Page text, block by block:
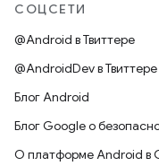
СОЦСЕТИ
@Android в Твиттере
@AndroidDev в Твиттере
Блог Android
Блог Google о
О платформе Android в